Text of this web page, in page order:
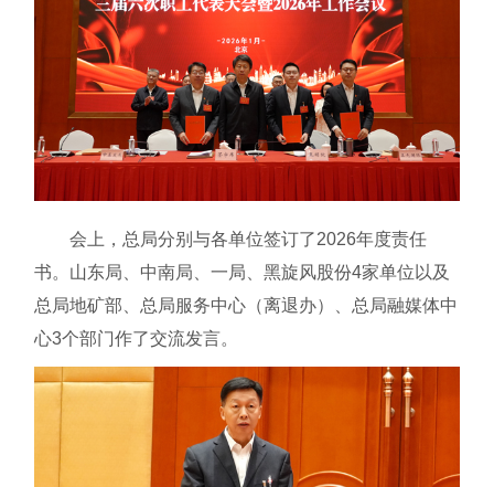
会上，总局分别与各单位签订了2026年度责任
书。山东局、中南局、一局、黑旋风股份4家单位以及
总局地矿部、总局服务中心（离退办）、总局融媒体中
心3个部门作了交流发言。